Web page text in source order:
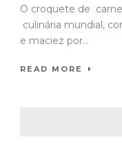
O croquete de
culinária mundial,
e maciez por...
READ MORE